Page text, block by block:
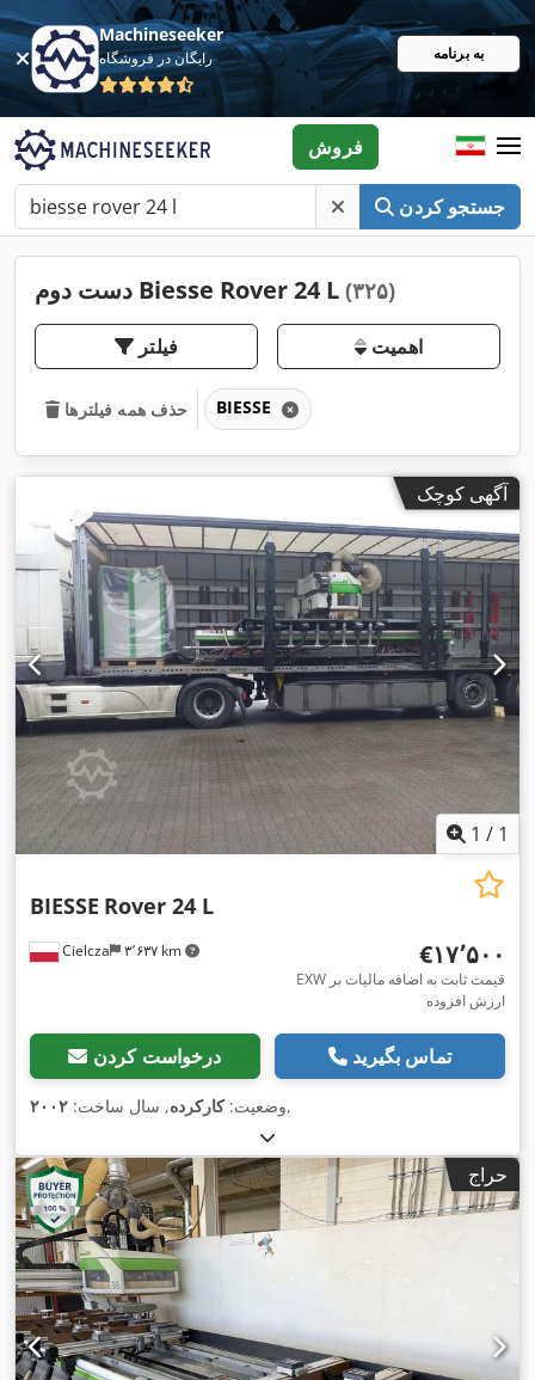
Machineseeker
رایگان در فروشگاه به برنامه
جستجو کردن
فروش
دست دوم Biesse Rover 24 L (۳۲۵)
فیلتر اهمیت
حذف همه فیلترها BIESSE
آگهی کوچک
1 / 1
Cielcza ۳٬۶۳۷ km
BIESSE Rover 24 L
‎€۱۷٬۵۰۰
EXW قیمت ثابت به اضافه مالیات بر
ارزش افزوده
درخواست کردن تماس بگیرید
وضعیت:کارکرده, سال ساخت: ۲۰۰۲ ,
حراج